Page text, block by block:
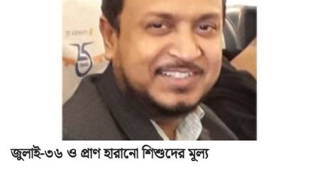
জুলাই-৩৬ ও প্রাণ হারানো শিশুদের মূল্য